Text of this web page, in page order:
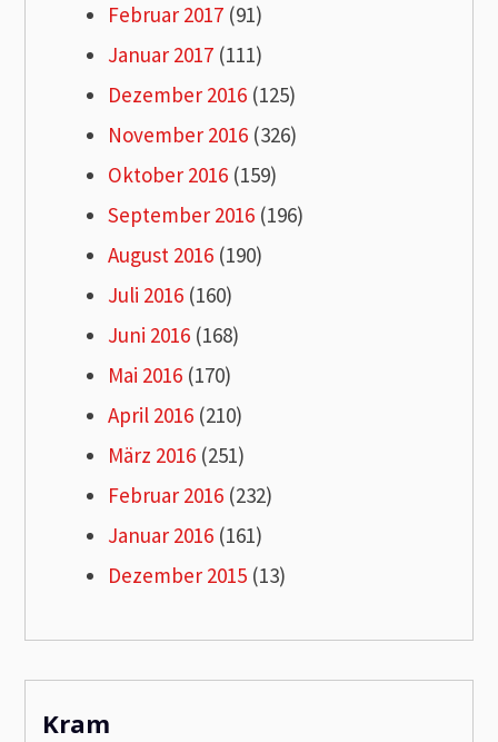
Februar 2017 (91)
Januar 2017 (111)
Dezember 2016 (125)
November 2016 (326)
Oktober 2016 (159)
September 2016 (196)
August 2016 (190)
Juli 2016 (160)
Juni 2016 (168)
Mai 2016 (170)
April 2016 (210)
März 2016 (251)
Februar 2016 (232)
Januar 2016 (161)
Dezember 2015 (13)
Kram